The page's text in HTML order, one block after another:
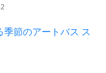
節のアートバス ス